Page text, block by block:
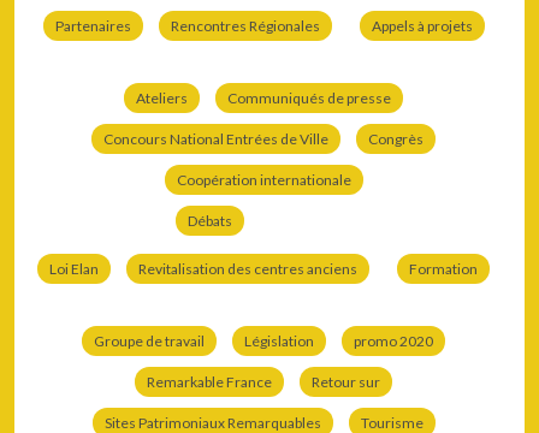
Partenaires Rencontres Régionales Appels à projets
Ateliers Communiqués de presse
Concours National Entrées de Ville Congrès
Coopération internationale
Débats
Loi Elan Revitalisation des centres anciens Formation
Groupe de travail Législation promo 2020
Remarkable France Retour sur
Sites Patrimoniaux Remarquables Tourisme